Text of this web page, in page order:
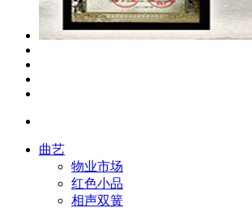
曲艺
物业市场
红色小品
相声双簧